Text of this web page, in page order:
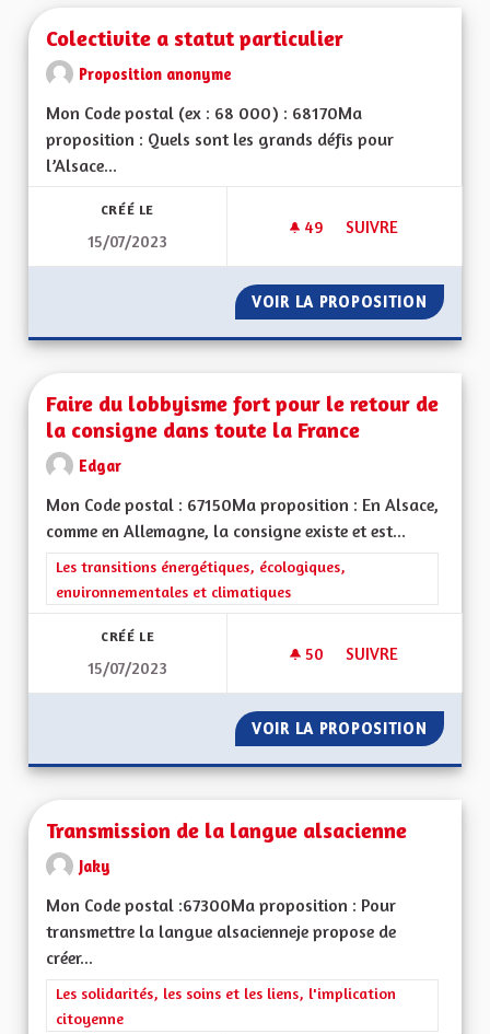
Colectivite a statut particulier
Proposition anonyme
Mon Code postal (ex : 68 000) : 68170Ma
proposition : Quels sont les grands défis pour
l’Alsace...
CRÉÉ LE
15/07/2023
49 49 ABONNÉS
SUIVRE
VOIR LA PROPOSITION
Faire du lobbyisme fort pour le retour de
la consigne dans toute la France
Edgar
Mon Code postal : 67150Ma proposition : En Alsace,
comme en Allemagne, la consigne existe et est...
Filtrer les résultats de la catégorie : Les transitions
Les transitions énergétiques, écologiques,
environnementales et climatiques
CRÉÉ LE
15/07/2023
50 50 ABONNÉS
SUIVRE
VOIR LA PROPOSITION FAIRE
Transmission de la langue alsacienne
Jaky
Mon Code postal :67300Ma proposition : Pour
transmettre la langue alsacienneje propose de
créer...
Filtrer les résultats de la catégorie : Les solidarités, les soins
Les solidarités, les soins et les liens, l'implication
citoyenne